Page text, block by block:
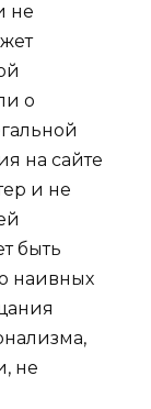
не
о
на сайте
и не
быть
наивных
не